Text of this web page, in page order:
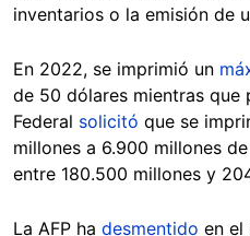
inventarios o la emisión de
En 2022, se imprimió un
de 50 dólares mientras que
Federal solicitó que se
millones a 6.900 millones
entre 180.500 millones y
La AFP ha desmentido en el